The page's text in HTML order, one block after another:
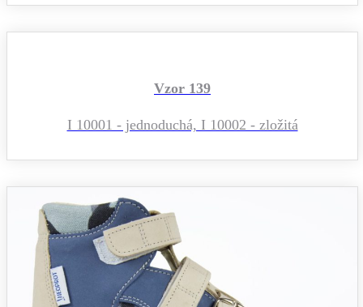
Vzor 139
I 10001 - jednoduchá, I 10002 - zložitá